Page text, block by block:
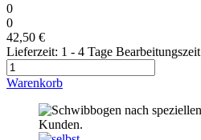
0
0
42,50 €
Lieferzeit: 1 - 4 Tage Bearbeitungszeit
Warenkorb